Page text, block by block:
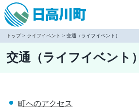
本
文
動
トップ> ライフイベント > 交通（ライフイベント）
交通（ライフイベント）
町へのアクセス